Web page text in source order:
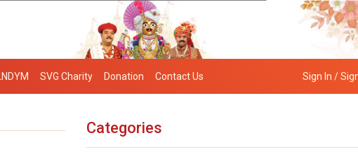
LNDYM SVG Charity Donation Contact Us Sign In /
Categories